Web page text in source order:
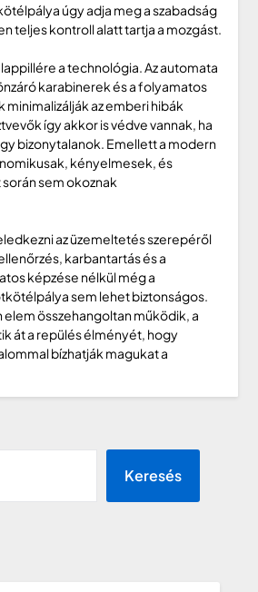
úgy adja meg a szabadság
teljes kontroll alatt tartja a mozgást.
a technológia. Az automata
karabinerek és a folyamatos
az emberi hibák
így akkor is védve vannak, ha
bizonytalanok. Emellett a modern
kényelmesek, és
sem okoznak
az üzemeltetés szerepéről
karbantartás és a
képzése nélkül még a
sem lehet biztonságos.
elem összehangoltan működik, a
át a repülés élményét, hogy
bízhatják magukat a
Keresés